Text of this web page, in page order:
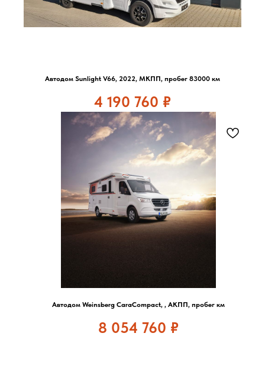
Автодом Sunlight V66, 2022, МКПП, пробег 83000 км
4 190 760 ₽
Автодом Weinsberg CaraCompact, , АКПП, пробег км
8 054 760 ₽